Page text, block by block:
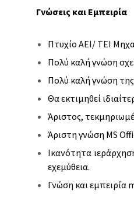
Γνώσεις και Εμπειρία
Πτυχίο ΑΕΙ/ ΤΕΙ
Πολύ καλή γνώση
Πολύ καλή γνώση
Θα εκτιμηθεί
Άριστος,
Άριστη γνώση MS
Ικανότητα
εχεμύθεια.
Γνώση και